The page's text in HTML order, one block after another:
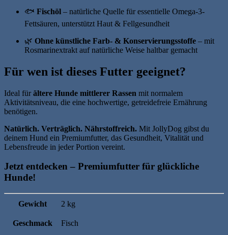
🐟 Fischöl – natürliche Quelle für essentielle Omega‑3-
Fettsäuren, unterstützt Haut & Fellgesundheit
🌿 Ohne künstliche Farb- & Konservierungsstoffe – mit
Rosmarinextrakt auf natürliche Weise haltbar gemacht
Für wen ist dieses Futter geeignet?
Ideal fürältere Hunde mittlerer Rassen mit normalem
Aktivitätsniveau, die eine hochwertige, getreidefreie Ernährung
benötigen.
Natürlich. Verträglich. Nährstoffreich. Mit JollyDog gibst du
deinem Hund ein Premiumfutter, das Gesundheit, Vitalität und
Lebensfreude in jeder Portion vereint.
Jetzt entdecken – Premiumfutter für glückliche
Hunde!
Gewicht 2 kg
Geschmack Fisch